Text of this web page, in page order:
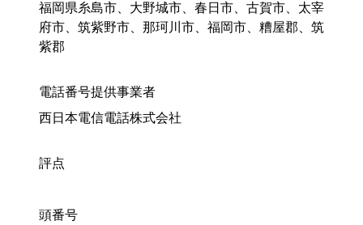
福岡県糸島市、大野城市、春日市、古賀市、太宰
府市、筑紫野市、那珂川市、福岡市、糟屋郡、筑
紫郡
電話番号提供事業者
西日本電信電話株式会社
評点
頭番号